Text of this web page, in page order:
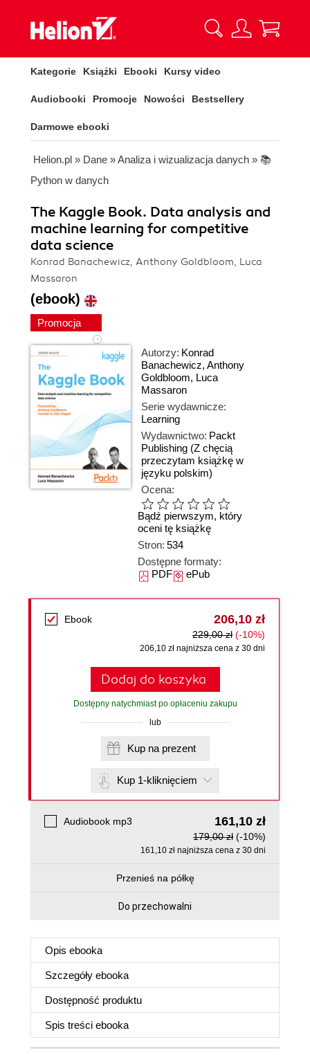
Kategorie Książki Ebooki Kursy video
Audiobooki Promocje Nowości Bestsellery
Darmowe ebooki
Helion.pl » Dane »Analiza i wizualizacja danych » 📚
Python w danych
The Kaggle Book. Data analysis and
machine learning for competitive
data science
Konrad Banachewicz, Anthony Goldbloom, Luca
Massaron
(ebook)
Promocja
Autorzy: Konrad
Banachewicz, Anthony
Goldbloom, Luca
Massaron
Serie wydawnicze:
Learning
Wydawnictwo: Packt
Publishing (Z chęcią
przeczytam książkę w
języku polskim)
Ocena:
Bądź pierwszym, który
oceni tę książkę
Stron: 534
Dostępne formaty:
PDFePub
Ebook 206,10 zł
229,00 zł (-10%)
206,10 zł najniższa cena z 30 dni
Dodaj do koszyka
Dostępny natychmiast po opłaceniu zakupu
lub
Kup na prezent
Kup 1-kliknięciem
Audiobook mp3 161,10 zł
179,00 zł (-10%)
161,10 zł najniższa cena z 30 dni
Przenieś na półkę
Do przechowalni
Opis ebooka
Szczegóły ebooka
Dostępność produktu
Spis treści ebooka